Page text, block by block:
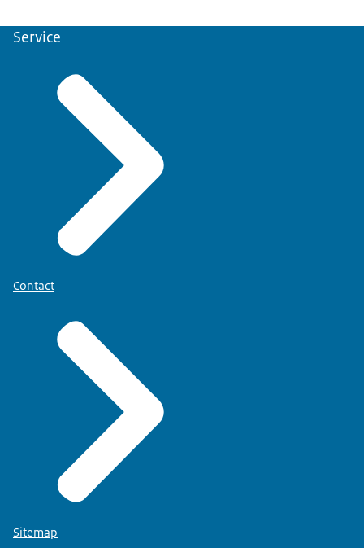
perspectief van de gebruiker en in zijn nabijheid
georganiseerd; er zijn zo min mogelijk schakels
tussen de vraag en de levering van de dienst. Elke
SSO vertaalt dit dienstverleningsconcept naar de
eigen dienstverlening.
Service
Contact
Sitemap